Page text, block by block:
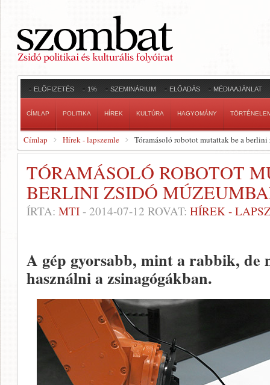
ELŐFIZETÉS 1% SZEMINÁRIUM ELŐADÁS MÉDIAAJÁNLAT
CÍMLAP POLITIKA HÍREK KULTÚRA HAGYOMÁNY
Címlap Hírek - lapszemle Tóramásoló robotot mutattak be a berlini
TÓRAMÁSOLÓ ROBOTOT
BERLINI ZSIDÓ
ÍRTA: MTI - 2014-07-12 ROVAT: HÍREK -
A gép gyorsabb, mint a rabbik, de
használni a zsinagógákban.